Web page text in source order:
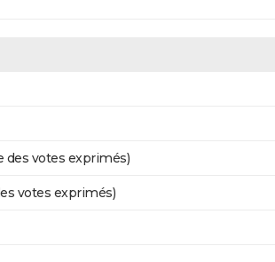
des votes exprimés)
votes exprimés)